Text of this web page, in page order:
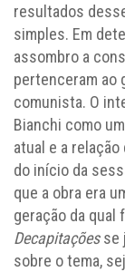
resultados
simples. Em
assombro a
pertenceram ao
comunista. O
Bianchi como
atual e a
do início da
que a obra era
geração da qual
Decapitaçõesse
sobre o tema,